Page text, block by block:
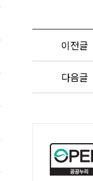
이전글
다음글